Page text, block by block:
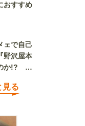
おすすめ
ェで自己
野沢屋本
か!? い
見る